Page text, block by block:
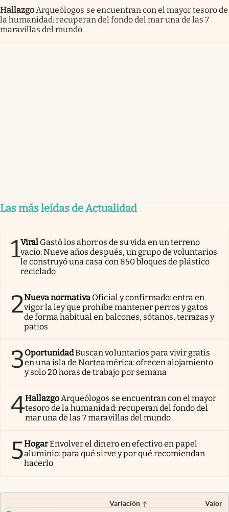
Hallazgo Arqueólogos se encuentran con el mayor tesoro de
la humanidad: recuperan del fondo del mar una de las 7
maravillas del mundo
Las más leídas de Actualidad
1Viral Gastó los ahorros de su vida en un terreno
vacío. Nueve años después, un grupo de voluntarios
le construyó una casa con 850 bloques de plástico
reciclado
2Nueva normativa Oficial y confirmado: entra en
vigor la ley que prohíbe mantener perros y gatos
de forma habitual en balcones, sótanos, terrazas y
patios
3OportunidadBuscan voluntarios para vivir gratis
en una isla de Norteamérica: ofrecen alojamiento
y solo 20 horas de trabajo por semana
4Hallazgo Arqueólogos se encuentran con el mayor
tesoro de la humanidad: recuperan del fondo del
mar una de las 7 maravillas del mundo
5HogarEnvolver el dinero en efectivo en papel
aluminio: para qué sirve y por qué recomiendan
hacerlo
Variación
Valor